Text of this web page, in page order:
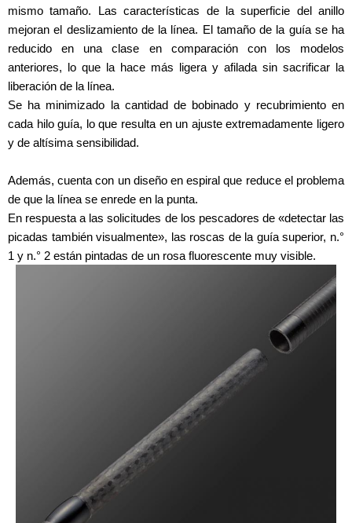
mismo tamaño. Las características de la superficie del anillo
mejoran el deslizamiento de la línea. El tamaño de la guía se ha
reducido en una clase en comparación con los modelos
anteriores, lo que la hace más ligera y afilada sin sacrificar la
liberación de la línea.
Se ha minimizado la cantidad de bobinado y recubrimiento en
cada hilo guía, lo que resulta en un ajuste extremadamente ligero
y de altísima sensibilidad.
Además, cuenta con un diseño en espiral que reduce el problema
de que la línea se enrede en la punta.
En respuesta a las solicitudes de los pescadores de «detectar las
picadas también visualmente», las roscas de la guía superior, n.°
1 y n.° 2 están pintadas de un rosa fluorescente muy visible.